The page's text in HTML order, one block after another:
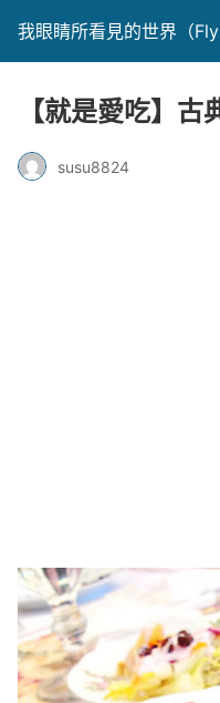
我眼睛所看見的世界（
【就是愛吃】古
susu8824